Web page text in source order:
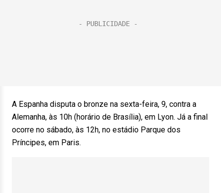
A Espanha disputa o bronze na sexta-feira, 9, contra a
Alemanha, às 10h (horário de Brasília), em Lyon. Já a final
ocorre no sábado, às 12h, no estádio Parque dos
Príncipes, em Paris.